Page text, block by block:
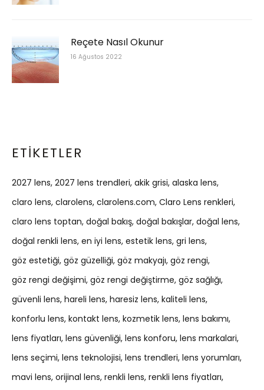
Reçete Nasıl Okunur
16 Ağustos 2022
ETIKETLER
2027 lens 2027 lens trendleri akik grisi alaska lens
claro lens clarolens clarolens.com Claro Lens renkleri
claro lens toptan doğal bakış doğal bakışlar doğal lens
doğal renkli lens en iyi lens estetik lens gri lens
göz estetiği göz güzelliği göz makyajı göz rengi
göz rengi değişimi göz rengi değiştirme göz sağlığı
güvenli lens hareli lens haresiz lens kaliteli lens
konforlu lens kontakt lens kozmetik lens lens bakımı
lens fiyatları lens güvenliği lens konforu lens markalari
lens seçimi lens teknolojisi lens trendleri lens yorumları
mavi lens orijinal lens renkli lens renkli lens fiyatları